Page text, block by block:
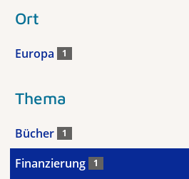
Ort
Europa 1
Thema
Bücher 1
Finanzierung 1